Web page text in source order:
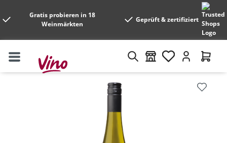
Gratis probieren in 18
Weinmärkten
Geprüft & zertifiziert
Bildergalerie überspringen